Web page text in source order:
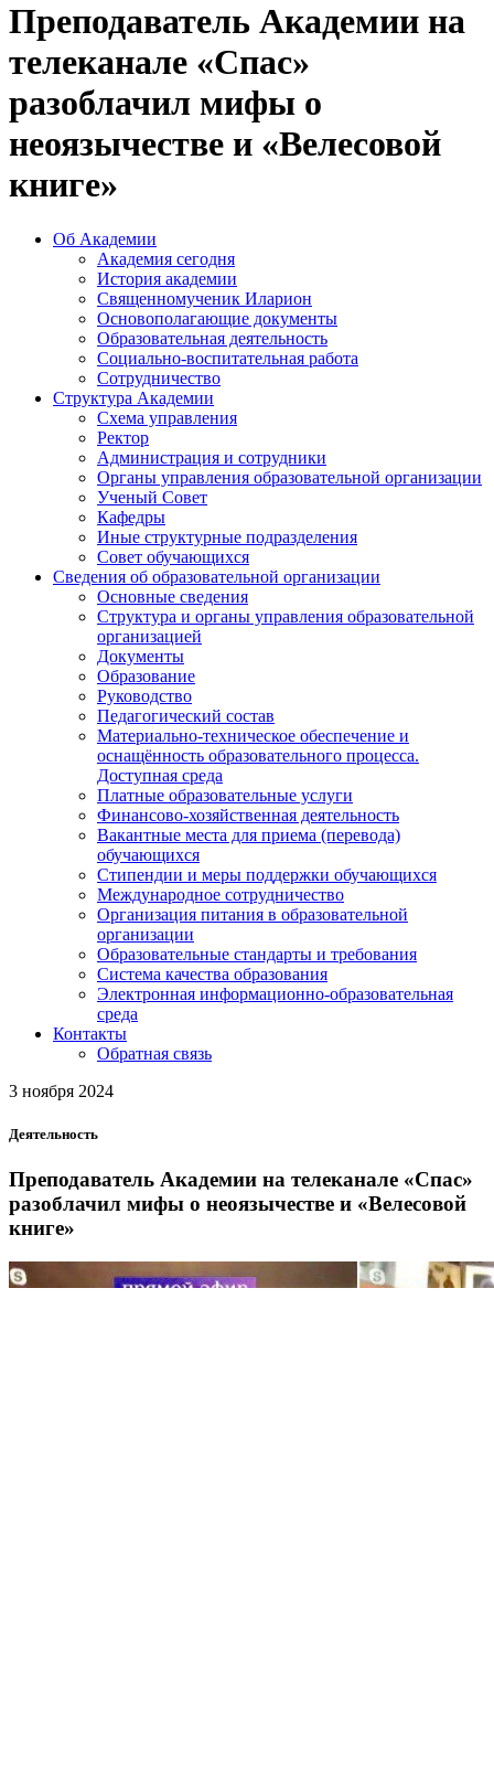
Преподаватель Академии на
телеканале «Спас»
разоблачил мифы о
неоязычестве и «Велесовой
книге»
Об Академии
Академия сегодня
История академии
Священномученик Иларион
Основополагающие документы
Образовательная деятельность
Социально-воспитательная работа
Сотрудничество
Структура Академии
Схема управления
Ректор
Администрация и сотрудники
Органы управления образовательной организации
Ученый Совет
Кафедры
Иные структурные подразделения
Совет обучающихся
Сведения об образовательной организации
Основные сведения
Структура и органы управления образовательной
организацией
Документы
Образование
Руководство
Педагогический состав
Материально-техническое обеспечение и
оснащённость образовательного процесса.
Доступная среда
Платные образовательные услуги
Финансово-хозяйственная деятельность
Вакантные места для приема (перевода)
обучающихся
Стипендии и меры поддержки обучающихся
Международное сотрудничество
Организация питания в образовательной
организации
Образовательные стандарты и требования
Система качества образования
Электронная информационно-образовательная
среда
Контакты
Обратная связь
3 ноября 2024
Деятельность
Преподаватель Академии на телеканале «Спас»
разоблачил мифы о неоязычестве и «Велесовой
книге»